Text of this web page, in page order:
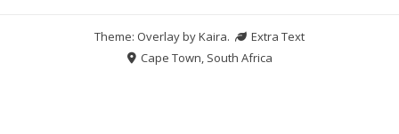
Theme: Overlay byKaira.
Extra Text
Cape Town, South Africa